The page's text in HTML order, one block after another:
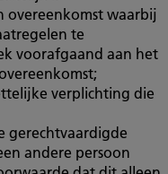
overeenkomst waarbij
te
voorafgaand aan het
verplichting die
gerechtvaardigde
andere persoon